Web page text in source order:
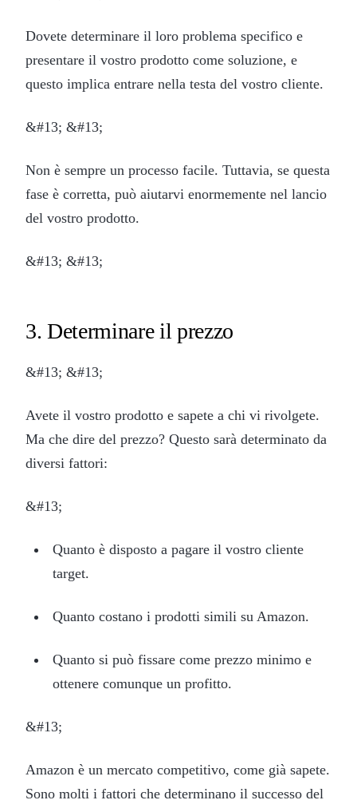
Dovete determinare il loro problema specifico e
presentare il vostro prodotto come soluzione, e
questo implica entrare nella testa del vostro cliente.
&#13; &#13;
Non è sempre un processo facile. Tuttavia, se questa
fase è corretta, può aiutarvi enormemente nel lancio
del vostro prodotto.
&#13; &#13;
3. Determinare il prezzo
&#13; &#13;
Avete il vostro prodotto e sapete a chi vi rivolgete.
Ma che dire del prezzo? Questo sarà determinato da
diversi fattori:
&#13;
Quanto è disposto a pagare il vostro cliente
target.
Quanto costano i prodotti simili su Amazon.
Quanto si può fissare come prezzo minimo e
ottenere comunque un profitto.
&#13;
Amazon è un mercato competitivo, come già sapete.
Sono molti i fattori che determinano il successo del